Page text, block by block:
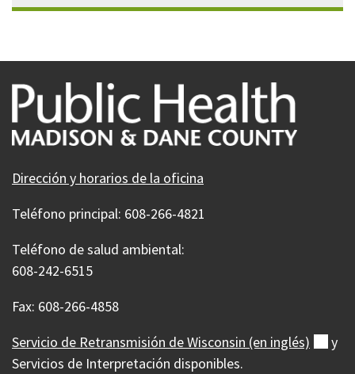
Dirección y horarios de la oficina
Teléfono principal: 608-266-4821
Teléfono de salud ambiental:
608-242-6515
Fax: 608-266-4858
Servicio de Retransmisión de Wisconsin (en inglés)
y
Servicios de Interpretación disponibles.